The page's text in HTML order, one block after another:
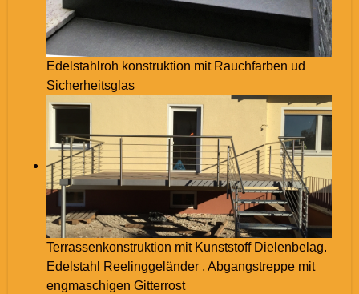
Edelstahlroh konstruktion mit Rauchfarben ud
Sicherheitsglas
Terrassenkonstruktion mit Kunststoff Dielenbelag.
Edelstahl Reelinggeländer , Abgangstreppe mit
engmaschigen Gitterrost